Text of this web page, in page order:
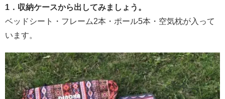
1．収納ケースから出してみましょう。
ベッドシート・フレーム2本・ポール5本・空気枕が入って
います。